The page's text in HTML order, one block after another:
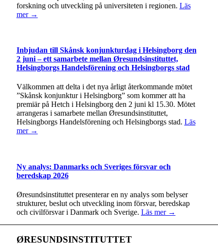
forskning och utveckling på universiteten i regionen. Läs
mer →
Inbjudan till Skånsk konjunkturdag i Helsingborg den
2 juni – ett samarbete mellan Øresundsinstituttet,
Helsingborgs Handelsförening och Helsingborgs stad
Välkommen att delta i det nya årligt återkommande mötet
”Skånsk konjunktur i Helsingborg” som kommer att ha
premiär på Hetch i Helsingborg den 2 juni kl 15.30. Mötet
arrangeras i samarbete mellan Øresundsinstituttet,
Helsingborgs Handelsförening och Helsingborgs stad. Läs
mer →
Ny analys: Danmarks och Sveriges försvar och
beredskap 2026
Øresundsinstituttet presenterar en ny analys som belyser
strukturer, beslut och utveckling inom försvar, beredskap
och civilförsvar i Danmark och Sverige. Läs mer →
ØRESUNDSINSTITUTTET